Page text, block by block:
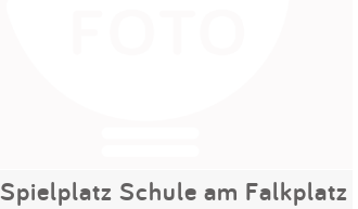
Spielplatz Schule am Falkplatz